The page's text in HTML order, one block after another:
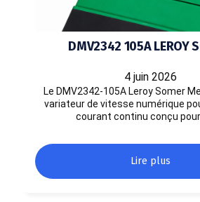
DMV2342 105A LEROY
4 juin 2026
Le DMV2342-105A Leroy Somer
variateur de vitesse numérique
courant continu conçu
Lire plus